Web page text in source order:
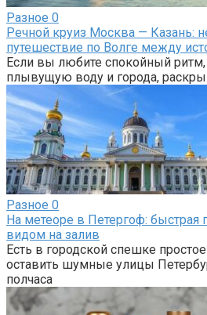
Разное 0
Речной круиз Москва — Казань:
путешествие по Волге между
Если вы любите спокойный
плывущую воду и города,
Разное 0
На метеоре в Петергоф: быстрая
видом на залив
Есть в городской спешке
оставить шумные улицы
полчаса